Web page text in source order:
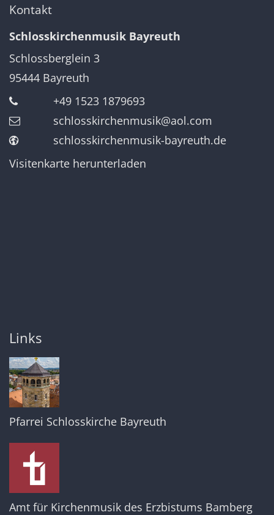
Kontakt
Schlosskirchenmusik Bayreuth
Schlossberglein 3
95444 Bayreuth
+49 1523 1879693
schlosskirchenmusik@aol.com
schlosskirchenmusik-bayreuth.de
Visitenkarte herunterladen
Links
Pfarrei Schlosskirche Bayreuth
Amt für Kirchenmusik des Erzbistums Bamberg